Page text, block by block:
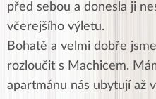
před sebou a donesla ji
včerejšího výletu.
Bohatě a velmi dobře
rozloučit s Machicem.
apartmánu nás ubytují až